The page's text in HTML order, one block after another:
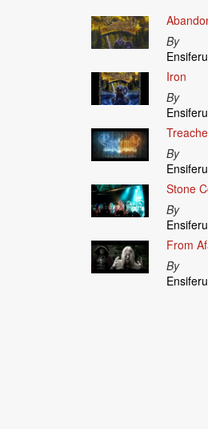
By
Iron
By
By
Stone
By
From
By